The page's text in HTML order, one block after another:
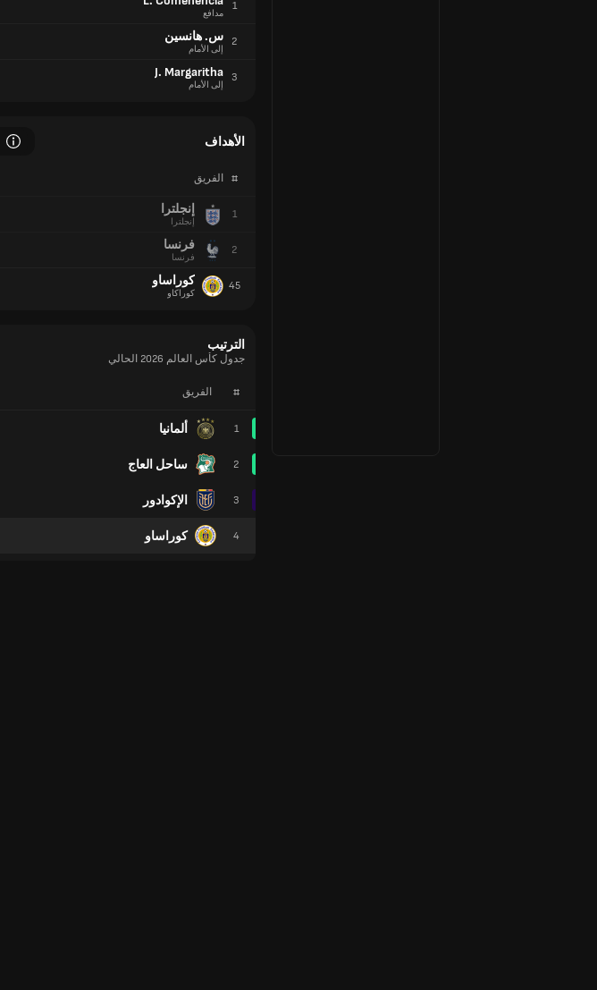
1
مدافع
2 س. هانسين
إلى الأمام
3
J. Margaritha
إلى الأمام
الأهداف
# الفريق
1 إنجلترا
إنجلترا
2 فرنسا
فرنسا
45 كوراساو
كوراكاو
الترتيب
جدول كأس العالم 2026 الحالي
# الفريق
1 ألمانيا
2 ساحل العاج
3 الإكوادور
4 كوراساو